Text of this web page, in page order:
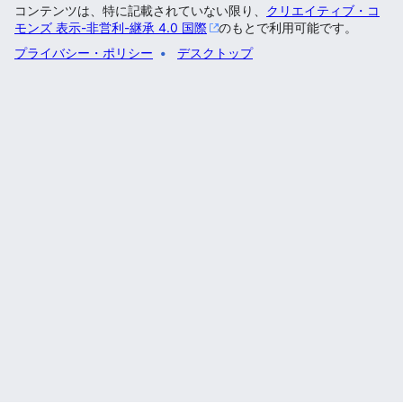
コンテンツは、特に記載されていない限り、 クリエイティブ・コ
モンズ 表示-非営利-継承 4.0 国際
のもとで利用可能です。
プライバシー・ポリシー
デスクトップ